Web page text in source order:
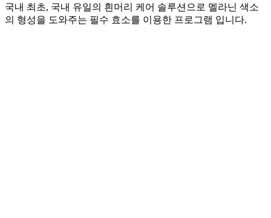
국내 최초, 국내 유일의 흰머리 케어 솔루션으로 멜라닌 색소
의 형성을 도와주는 필수 효소를 이용한 프로그램 입니다.